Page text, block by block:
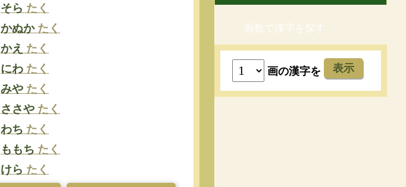
そら たく
かぬかたく
かえ たく
にわ たく
みや たく
ささや たく
わち たく
ももち たく
けら たく
画数で漢字を探す
画の漢字を 表示